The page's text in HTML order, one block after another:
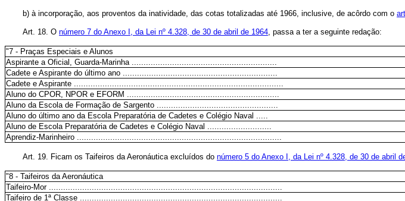
b) à incorporação, aos proventos da inatividade, das cotas totalizadas até 1966, inclusive, de acôrdo com o
Art. 18. O número 7 do Anexo I, da Lei nº 4.328, de 30 de abril de 1964, passa a ter a seguinte redação:
"7 - Praças Especiais e Alunos
Aspirante a Oficial, Guarda-Marinha .............................................................
Cadete e Aspirante do último ano .................................................................
Cadete e Aspirante ........................................................................................
Aluno do CPOR, NPOR e EFORM ................................................................
Aluno da Escola de Formação de Sargento ...................................................
Aluno do último ano da Escola Preparatória de Cadetes e Colégio Naval .....
Aluno de Escola Preparatória de Cadetes e Colégio Naval ...........................
Aprendiz-Marinheiro ......................................................................................
Art. 19. Ficam os Taifeiros da Aeronáutica excluídos do número 5 do Anexo I, da Lei nº 4.328, de 30 de abril
"8 - Taifeiros da Aeronáutica
Taifeiro-Mor ..................................................................................................
Taifeiro de 1ª Classe .....................................................................................